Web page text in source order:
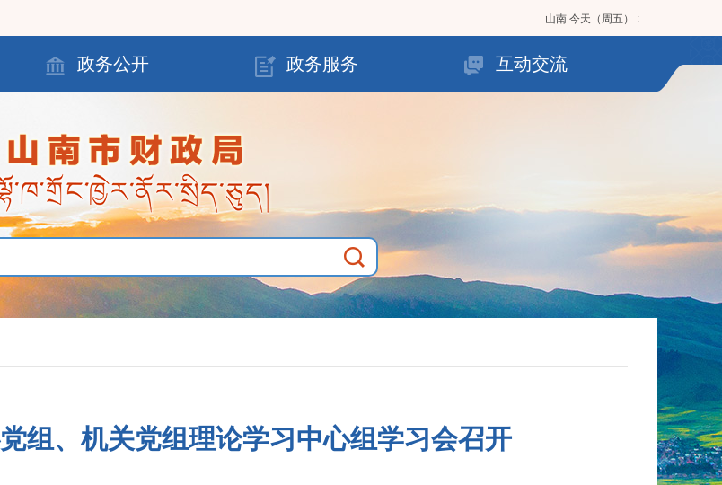
山南 今天（周五） :
政务公开 政务服务 互动交流
组、机关党组理论学习中心组学习会召开